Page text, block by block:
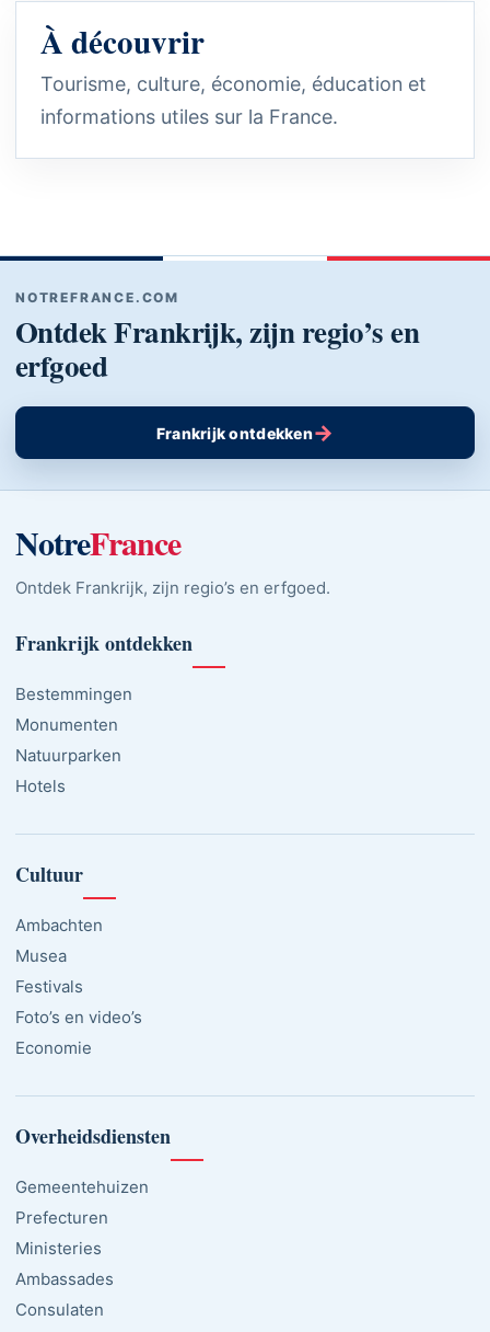
À découvrir
Tourisme, culture, économie, éducation et
informations utiles sur la France.
NOTREFRANCE.COM
Ontdek Frankrijk, zijn regio’s en
erfgoed
Frankrijk ontdekken→
NotreFrance
Ontdek Frankrijk, zijn regio’s en erfgoed.
Frankrijk ontdekken
Bestemmingen
Monumenten
Natuurparken
Hotels
Cultuur
Ambachten
Musea
Festivals
Foto’s en video’s
Economie
Overheidsdiensten
Gemeentehuizen
Prefecturen
Ministeries
Ambassades
Consulaten